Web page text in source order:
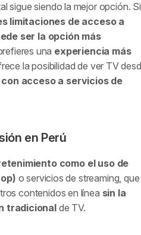
sigue siendo la mejor opción. Si
limitaciones de acceso a
ser la opción más
una experiencia más
la posibilidad de ver TV
con acceso a servicios de
en Perú
como el uso de
o servicios de streaming, que
contenidos en línea sin la
tradicionalde TV.